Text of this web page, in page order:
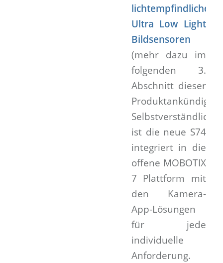
lichtempfindliche
Ultra Low Light
Bildsensoren
(mehr dazu im
folgenden 3.
Abschnitt dieser
Selbstverständlich
ist die neue S74
integriert in die
offene MOBOTIX
7 Plattform mit
den Kamera-
App-Lösungen
für jede
individuelle
Anforderung.